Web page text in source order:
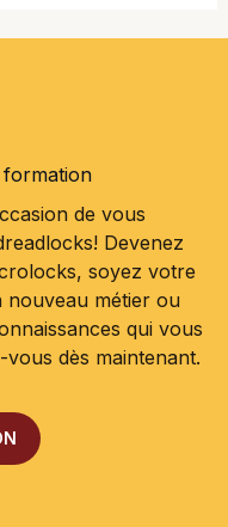
de vous
Devenez
soyez votre
métier ou
qui vous
dès maintenant.